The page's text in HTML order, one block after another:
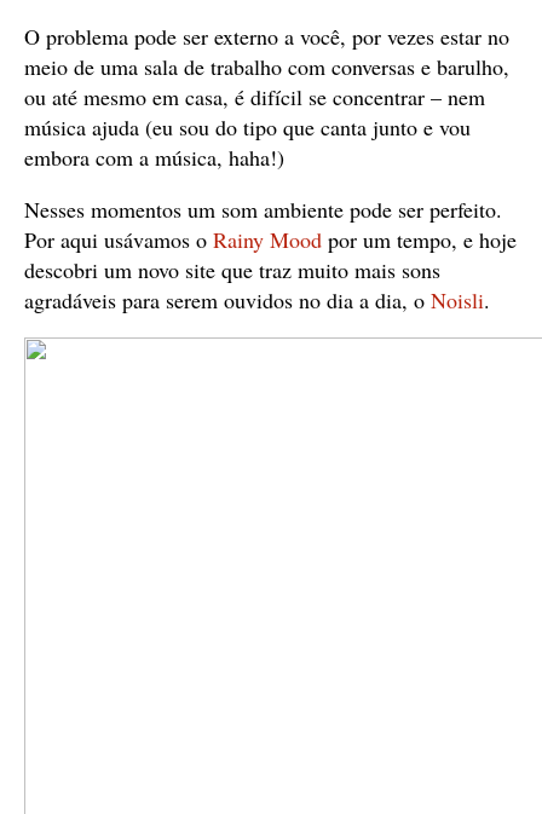
O problema pode ser externo a você, por vezes estar no
meio de uma sala de trabalho com conversas e barulho,
ou até mesmo em casa, é difícil se concentrar – nem
música ajuda (eu sou do tipo que canta junto e vou
embora com a música, haha!)
Nesses momentos um som ambiente pode ser perfeito.
Por aqui usávamos o Rainy Mood por um tempo, e hoje
descobri um novo site que traz muito mais sons
agradáveis para serem ouvidos no dia a dia, o Noisli.